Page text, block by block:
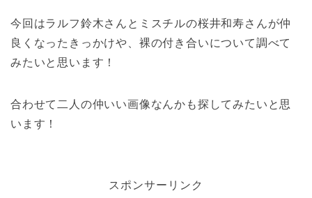
今回はラルフ鈴木さんとミスチルの桜井和寿さんが仲
良くなったきっかけや、裸の付き合いについて調べて
みたいと思います！
合わせて二人の仲いい画像なんかも探してみたいと思
います！
スポンサーリンク